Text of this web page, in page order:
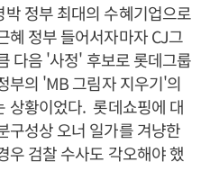
정부 최대의 수혜기업으로
혜 정부 들어서자마자 CJ그
다음 '사정' 후보로 롯데그룹
부의 'MB 그림자 지우기'의
상황이었다. 롯데쇼핑에 대
구성상 오너 일가를 겨냥한
우 검찰 수사도 각오해야 했